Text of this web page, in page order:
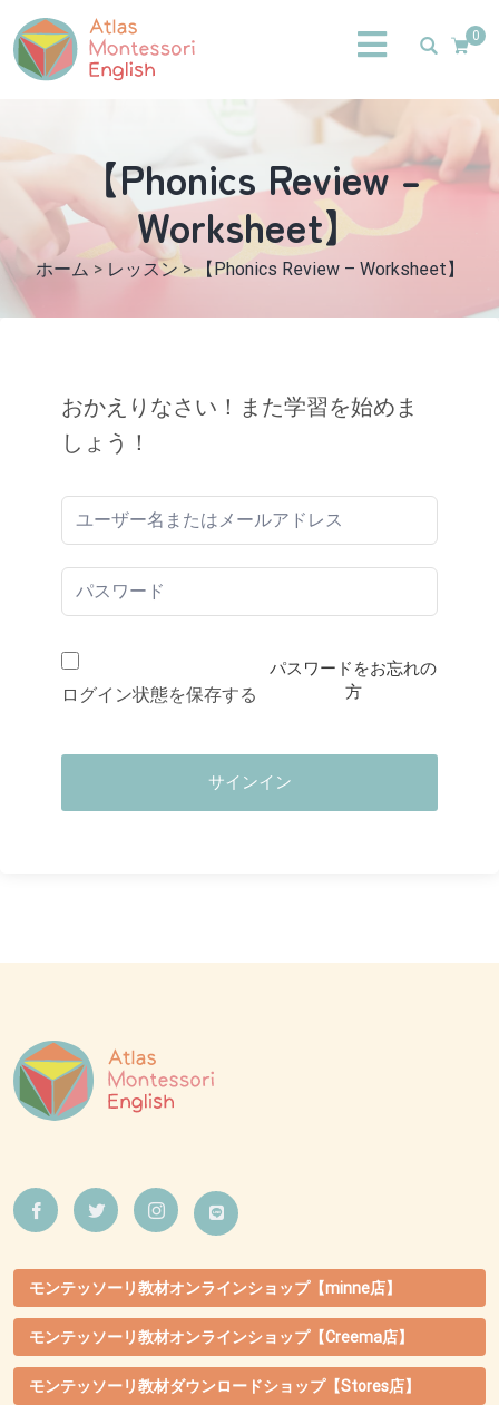
0
【Phonics Review –
Worksheet】
ホーム > レッスン > 【Phonics Review – Worksheet】
おかえりなさい！また学習を始めま
しょう！
ログイン状態を保存する
パスワードをお忘れの
方
サインイン
モンテッソーリ教材オンラインショップ【minne店】
モンテッソーリ教材オンラインショップ【Creema店】
モンテッソーリ教材ダウンロードショップ【Stores店】